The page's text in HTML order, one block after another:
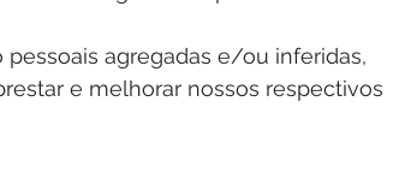
agregadas e/ou inferidas,
e melhorar nossos respectivos